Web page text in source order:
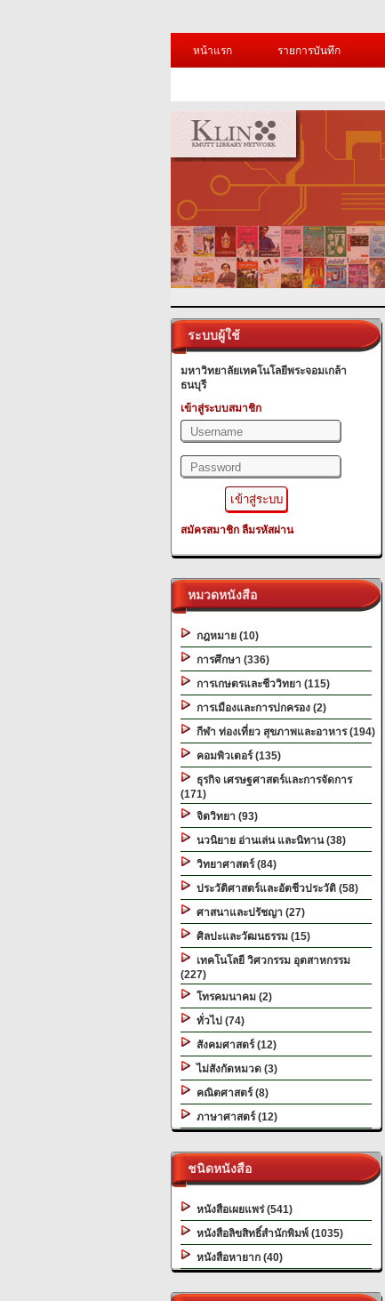
หน้าแรก
รายการบันทึก
ระบบผู้ใช้
มหาวิทยาลัยเทคโนโลยีพระจอมเกล้า
ธนบุรี
เข้าสู่ระบบสมาชิก
สมัครสมาชิก ลืมรหัสผ่าน
หมวดหนังสือ
กฎหมาย (10)
การศึกษา (336)
การเกษตรและชีววิทยา (115)
การเมืองและการปกครอง (2)
กีฬา ท่องเที่ยว สุขภาพและอาหาร (194)
คอมพิวเตอร์ (135)
ธุรกิจ เศรษฐศาสตร์และการจัดการ
(171)
จิตวิทยา (93)
นวนิยาย อ่านเล่น และนิทาน (38)
วิทยาศาสตร์ (84)
ประวัติศาสตร์และอัตชีวประวัติ (58)
ศาสนาและปรัชญา (27)
ศิลปะและวัฒนธรรม (15)
เทคโนโลยี วิศวกรรม อุตสาหกรรม
(227)
โทรคมนาคม (2)
ทั่วไป (74)
สังคมศาสตร์ (12)
ไม่สังกัดหมวด (3)
คณิตศาสตร์ (8)
ภาษาศาสตร์ (12)
ชนิดหนังสือ
หนังสือเผยแพร่ (541)
หนังสือลิขสิทธิ์สำนักพิมพ์ (1035)
หนังสือหายาก (40)